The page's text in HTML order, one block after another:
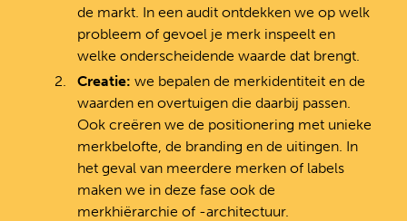
de markt. In een audit ontdekken we op welk
probleem of gevoel je merk inspeelt en
welke onderscheidende waarde dat brengt.
Creatie: we bepalen de merkidentiteit en de
waarden en overtuigen die daarbij passen.
Ook creëren we de positionering met unieke
merkbelofte, de branding en de uitingen. In
het geval van meerdere merken of labels
maken we in deze fase ook de
merkhiërarchie of -architectuur.